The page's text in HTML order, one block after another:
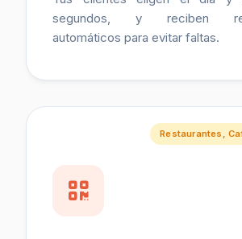
segundos, y reciben
automáticos para evitar faltas.
Restaurantes,